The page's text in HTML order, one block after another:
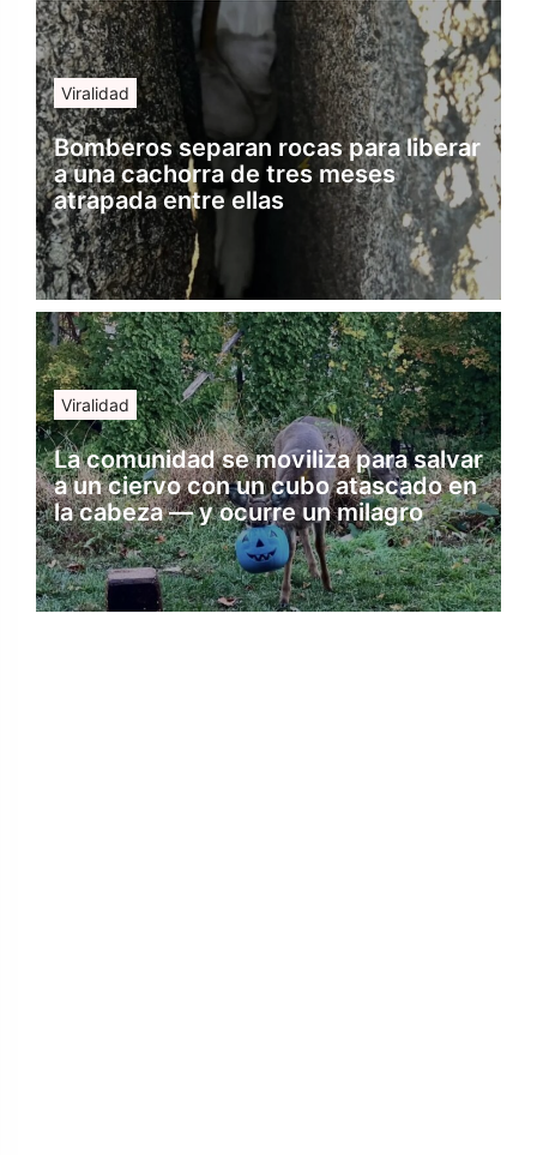
Viralidad
Bomberos separan rocas para liberar
a una cachorra de tres meses
atrapada entre ellas
Viralidad
La comunidad se moviliza para salvar
a un ciervo con un cubo atascado en
la cabeza — y ocurre un milagro